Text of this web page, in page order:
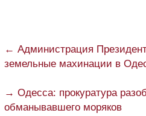
← Администрация
земельные махинации в
→ Одесса: прокуратура
обманывавшего моряков